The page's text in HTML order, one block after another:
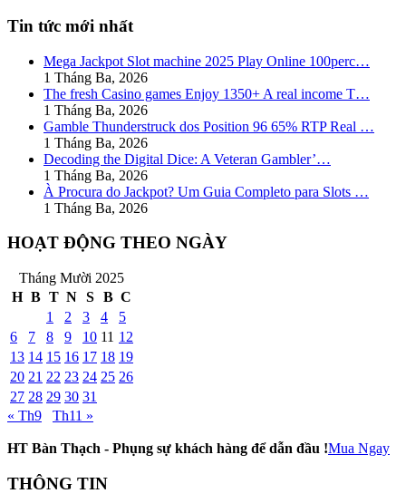
Tin tức mới nhất
Mega Jackpot Slot machine 2025 Play Online 100perc…
1 Tháng Ba, 2026
The fresh Casino games Enjoy 1350+ A real income T…
1 Tháng Ba, 2026
Gamble Thunderstruck dos Position 96 65% RTP Real …
1 Tháng Ba, 2026
Decoding the Digital Dice: A Veteran Gambler’…
1 Tháng Ba, 2026
À Procura do Jackpot? Um Guia Completo para Slots …
1 Tháng Ba, 2026
HOẠT ĐỘNG THEO NGÀY
Tháng Mười 2025
H B T N S B C
1
2 3 4
5
6
7 8 9 10 11 12
13 14 15 16 17 18 19
20 21 22 23 24 25 26
27 28 29 30 31
« Th9
Th11 »
HT Bàn Thạch - Phụng sự khách hàng để dẫn đầu !Mua Ngay
THÔNG TIN